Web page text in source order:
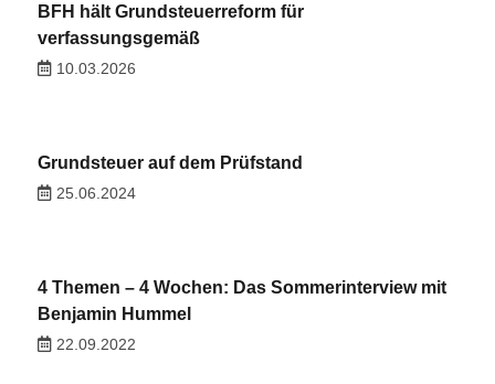
BFH hält Grundsteuerreform für
verfassungsgemäß
10.03.2026
Grundsteuer auf dem Prüfstand
25.06.2024
4 Themen – 4 Wochen: Das Sommerinterview mit
Benjamin Hummel
22.09.2022